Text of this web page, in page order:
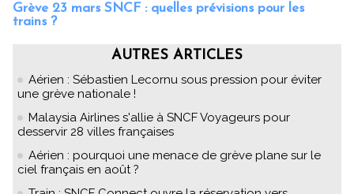
Grève 23 mars SNCF : quelles prévisions pour les
trains ?
AUTRES ARTICLES
Aérien : Sébastien Lecornu sous pression pour éviter
une grève nationale !
Malaysia Airlines s'allie à SNCF Voyageurs pour
desservir 28 villes françaises
Aérien : pourquoi une menace de grève plane sur le
ciel français en août ?